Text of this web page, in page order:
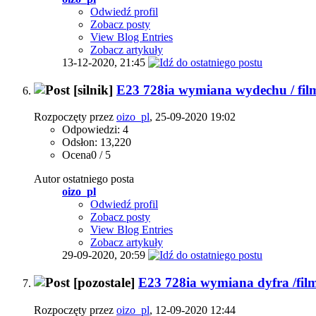
Odwiedź profil
Zobacz posty
View Blog Entries
Zobacz artykuły
13-12-2020, 21:45
[silnik] E23 728ia wymiana wydechu /
Rozpoczęty przez oizo_pl, 25-09-2020 19:02
Odpowiedzi: 4
Odsłon: 13,220
Ocena0 / 5
Autor ostatniego posta
oizo_pl
Odwiedź profil
Zobacz posty
View Blog Entries
Zobacz artykuły
29-09-2020, 20:59
[pozostale] E23 728ia wymiana dyfra /
Rozpoczęty przez oizo_pl, 12-09-2020 12:44